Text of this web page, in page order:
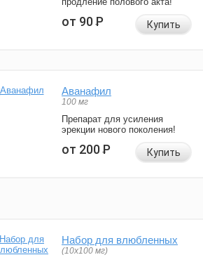
от 90Р Купить
Аванафил
100 мг
Препарат для усиления
эрекции нового поколения!
от 200Р Купить
Набор для влюбленных
(10х100 мг)